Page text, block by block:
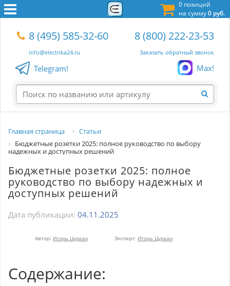
0 позиций
на сумму0 руб.
8 (495) 585-32-60
info@electrika24.ru
8 (800) 222-23-53
Заказать обратный звонок
Telegram! Max!
Главная страница
Статьи
Бюджетные розетки 2025: полное руководство по выбору
надежных и доступных решений
Бюджетные розетки 2025: полное
руководство по выбору надежных и
доступных решений
Дата публикации: 04.11.2025
Автор: Игорь Цуркан Эксперт: Игорь Цуркан
Содержание: